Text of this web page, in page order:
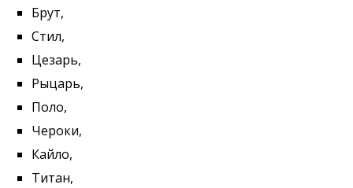
Брут,
Стил,
Цезарь,
Рыцарь,
Поло,
Чероки,
Кайло,
Титан,